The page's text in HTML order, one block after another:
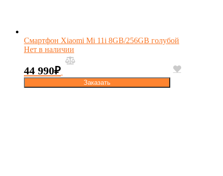
Смартфон Xiaomi Mi 11i 8GB/256GB голубой
Нет в наличии
44 990₽
Заказать